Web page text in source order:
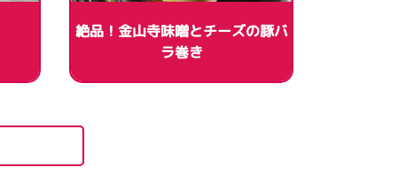
絶品！金山寺味噌とチーズの豚バ
ラ巻き